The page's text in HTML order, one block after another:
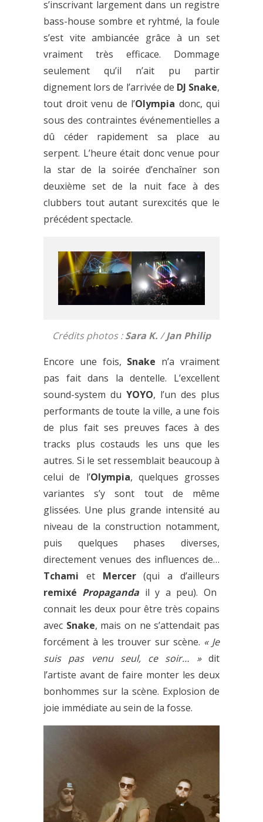
s’inscrivant largement dans un registre
bass-house sombre et ryhtmé, la foule
s’est vite ambiancée grâce à un set
vraiment très efficace. Dommage
seulement qu’il n’ait pu partir
dignement lors de l’arrivée de DJ Snake,
tout droit venu de l’Olympia donc, qui
sous des contraintes événementielles a
dû céder rapidement sa place au
serpent. L’heure était donc venue pour
la star de la soirée d’enchaîner son
deuxième set de la nuit face à des
clubbers tout autant surexcités que le
précédent spectacle.
Crédits photos :Sara K. /Jan Philip
Encore une fois, Snake n’a vraiment
pas fait dans la dentelle. L’excellent
sound-system du YOYO, l’un des plus
performants de toute la ville, a une fois
de plus fait ses preuves faces à des
tracks plus costauds les uns que les
autres. Si le set ressemblait beaucoup à
celui de l’Olympia, quelques grosses
variantes s’y sont tout de même
glissées. Une plus grande intensité au
niveau de la construction notamment,
puis quelques phases diverses,
directement venues des influences de…
Tchami et Mercer(qui a d’ailleurs
remixé Propaganda il y a peu). On
connait les deux pour être très copains
avec Snake, mais on ne s’attendait pas
forcément à les trouver sur scène. « Je
suis pas venu seul, ce soir… »dit
l’artiste avant de faire monter les deux
bonhommes sur la scène. Explosion de
joie immédiate au sein de la fosse.